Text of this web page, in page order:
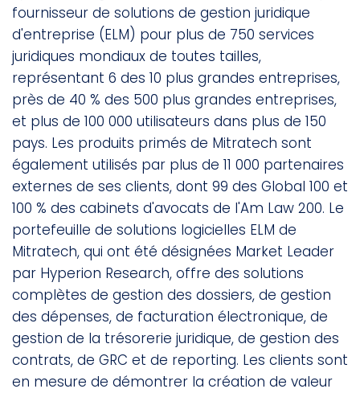
fournisseur de solutions de gestion juridique
d'entreprise (ELM) pour plus de 750 services
juridiques mondiaux de toutes tailles,
représentant 6 des 10 plus grandes entreprises,
près de 40 % des 500 plus grandes entreprises,
et plus de 100 000 utilisateurs dans plus de 150
pays. Les produits primés de Mitratech sont
également utilisés par plus de 11 000 partenaires
externes de ses clients, dont 99 des Global 100 et
100 % des cabinets d'avocats de l'Am Law 200. Le
portefeuille de solutions logicielles ELM de
Mitratech, qui ont été désignées Market Leader
par Hyperion Research, offre des solutions
complètes de gestion des dossiers, de gestion
des dépenses, de facturation électronique, de
gestion de la trésorerie juridique, de gestion des
contrats, de GRC et de reporting. Les clients sont
en mesure de démontrer la création de valeur